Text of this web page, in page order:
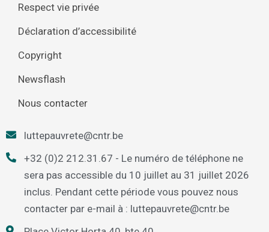
Respect vie privée
Déclaration d’accessibilité
Copyright
Newsflash
Nous contacter
luttepauvrete@cntr.be
+32 (0)2 212.31.67 - Le numéro de téléphone ne
sera pas accessible du 10 juillet au 31 juillet 2026
inclus. Pendant cette période vous pouvez nous
contacter par e-mail à : luttepauvrete@cntr.be